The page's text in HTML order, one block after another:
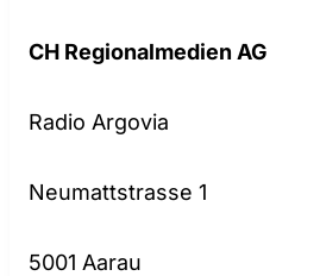
CH Regionalmedien AG
Radio Argovia
Neumattstrasse 1
5001 Aarau